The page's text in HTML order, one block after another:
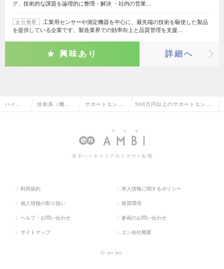
グ、技術的な課題を論理的に整理・解決 ・社内の営業…
会社概要
工業用センサーや測定機器を中心に、最先端の技術を駆使した製品
を提供している企業です。製造業界での効率向上と品質管理を支援…
興味あり 詳細へ
ハイク 技術系（機 サポートエンジ
動車）
500万円以上のサポートエンジ
求人情報一覧
若手ハイキャリアのスカウト転職
利用規約 求人情報に関するポリシー
個人情報の取り扱い 推奨環境
ヘルプ・お問い合わせ 参画のお問い合わせ
サイトマップ エン会社概要
© en Inc.